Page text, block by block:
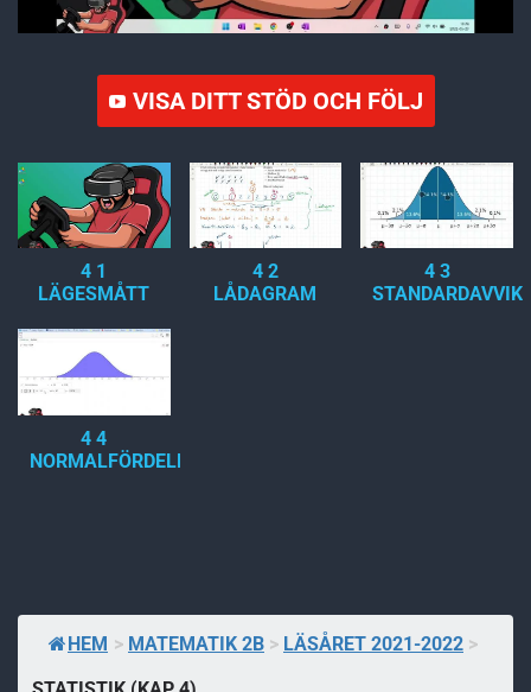
VISA DITT STÖD OCH FÖLJ
4 1
LÄGESMÅTT
4 2
LÅDAGRAM
4 3
4 4
NORMALFÖRDELNING
HEM > MATEMATIK 2B > LÄSÅRET 2021-2022 >